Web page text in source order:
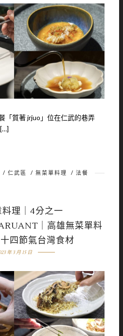
「質著 jrjuo」位在仁武的巷弄
/ 仁武區 / 無菜單料理 / 法餐
料理｜4分之一
｜高雄無菜單料
四節氣台灣食材
年 3 月 15 日